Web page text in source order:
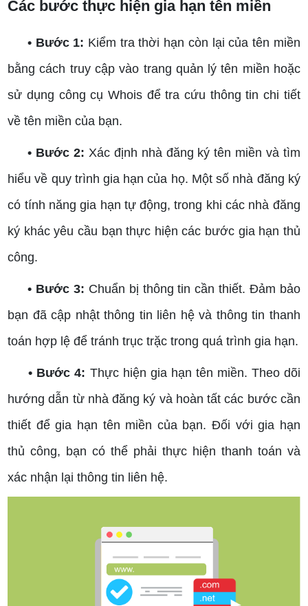
Các bước thực hiện gia hạn tên miền
• Bước 1: Kiểm tra thời hạn còn lại của tên miền
bằng cách truy cập vào trang quản lý tên miền hoặc
sử dụng công cụ Whois để tra cứu thông tin chi tiết
về tên miền của bạn.
• Bước 2: Xác định nhà đăng ký tên miền và tìm
hiểu về quy trình gia hạn của họ. Một số nhà đăng ký
có tính năng gia hạn tự động, trong khi các nhà đăng
ký khác yêu cầu bạn thực hiện các bước gia hạn thủ
công.
• Bước 3: Chuẩn bị thông tin cần thiết. Đảm bảo
bạn đã cập nhật thông tin liên hệ và thông tin thanh
toán hợp lệ để tránh trục trặc trong quá trình gia hạn.
• Bước 4: Thực hiện gia hạn tên miền. Theo dõi
hướng dẫn từ nhà đăng ký và hoàn tất các bước cần
thiết để gia hạn tên miền của bạn. Đối với gia hạn
thủ công, bạn có thể phải thực hiện thanh toán và
xác nhận lại thông tin liên hệ.